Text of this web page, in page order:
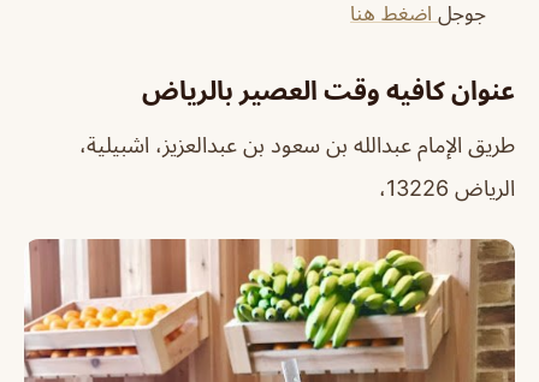
جوجل اضغط هنا
عنوان كافيه وقت العصير بالرياض
طريق الإمام عبدالله بن سعود بن عبدالعزيز، اشبيلية،
الرياض 13226،